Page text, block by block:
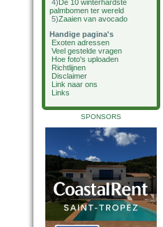
4)De 10 winterhardste
palmbomen ter wereld
5)Zaaien van avocado
Handige pagina's
Exoten adressen
Veel gestelde vragen
Hoe foto's uploaden
Richtlijnen
Disclaimer
Link naar ons
Links
SPONSORS